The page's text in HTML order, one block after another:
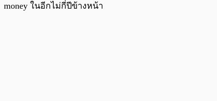
money ในอีกไม่กี่ปีข้างหน้า